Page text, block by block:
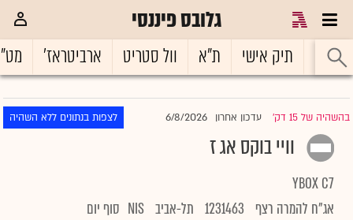
גלובס פיננסי
ראשי תיק אישי ת"א וול סטריט ארביטראז'
בהשהיה של 15 דק' |עדכון אחרון 6/8/2026 לצפות בנתונים ללא השהיה
וויי בוקס אג ז
YBOX C7
אג"ח להמרה רצף
1231463 תל-אביב NIS סוף יום